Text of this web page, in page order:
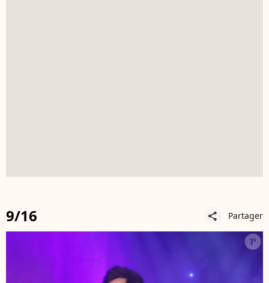
9/16 share Partager